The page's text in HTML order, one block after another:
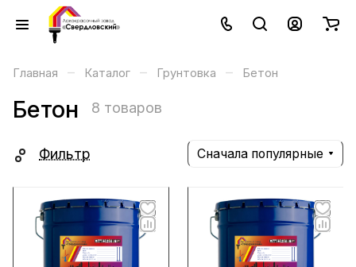
Главная – Каталог – Грунтовка – Бетон
Бетон 8 товаров
Фильтр Сначала популярные